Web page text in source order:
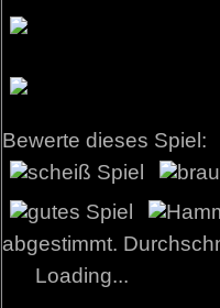
Bewerte dieses Spiel:
abgestimmt.
Loading...